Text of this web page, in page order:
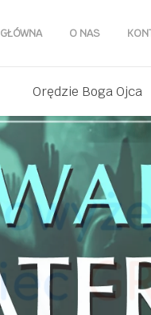
O NAS
Orędzie Boga Ojca